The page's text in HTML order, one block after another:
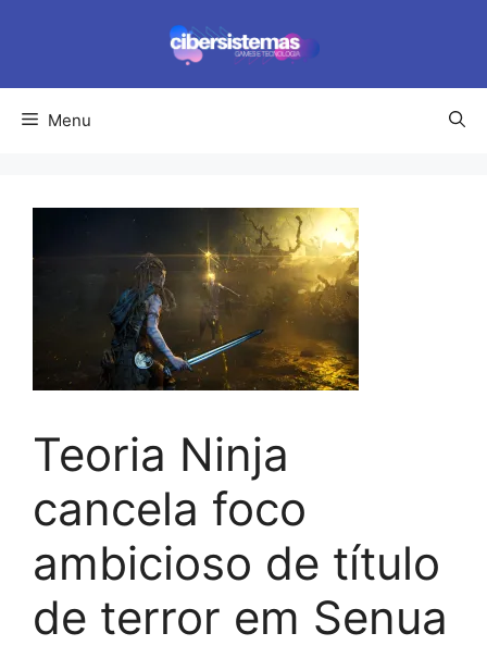
conteúdo
Menu
Teoria Ninja
cancela foco
ambicioso de título
de terror em Senua